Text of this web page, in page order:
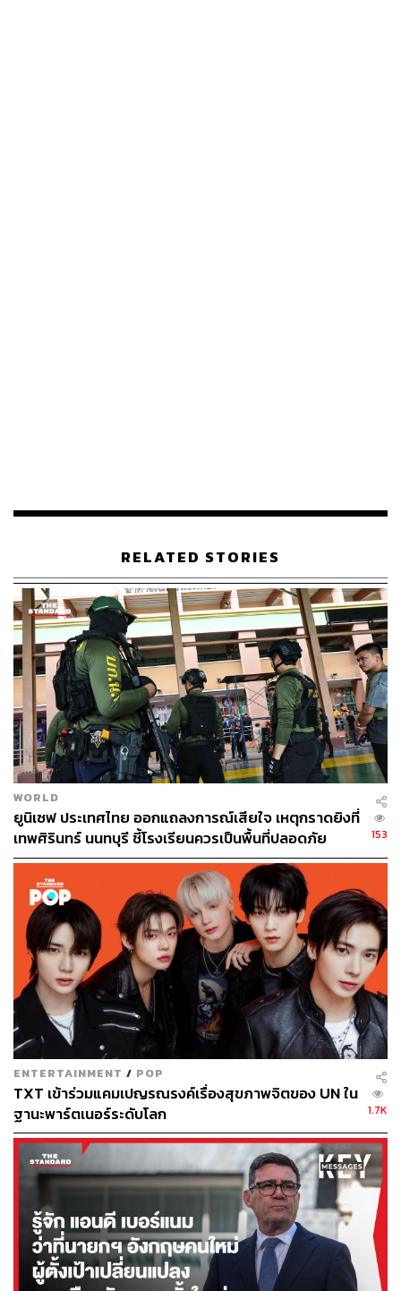
สำหรับประเทศไทย ยูนิเซฟร่วมกับยูนิลีเวอร์ ประเทศไทย
กำลังดำเนินการจัดส่งสบู่และเจลแอลกอฮอล์กว่า 150,000
ชิ้น ไปยังเด็กและเยาวชนที่เปราะบางทั่วประเทศ อีกทั้งยังได้
จัดทำและเผยแพร่ข้อมูลที่ถูกต้องเกี่ยวกับการดูแลและป้องกัน
ตนเองจากโควิด-19 ให้แก่ประชาชน และมีแผนจัดส่งเครื่อง
สแกนอุณหภูมิแบบพกพาไปยังโรงเรียนและศูนย์พัฒนาเด็ก
เล็กในประเทศไทย จัดทำคู่มือสำหรับโรงเรียนเพื่อให้แน่ใจว่า
เด็กๆ จะกลับมาเรียนอย่างปลอดภัยเมื่อสถานการณ์คลี่คลาย
แล้ว รวมทั้งจัดทำข้อมูลที่จำเป็นสำหรับเด็กข้ามชาติ และ
ครอบครัวใน 20 จังหวัด ในด้านนโยบายสังคม ยูนิเซฟกำลัง
จัดทำการวิเคราะห์ผลกระทบทางเศรษฐกิจและสังคมที่มีต่อ
ประชากรกลุ่มเปราะบาง เพื่อทำข้อเสนอแนะไปยังรัฐบาล
ไทย เพื่อขยายระบบความคุ้มครองทางสังคมไปสู่กลุ่มที่
เปราะบางที่สุดต่อไป
ภาพ: UNICEF
พิสูจน์อักษร: ลักษณ์นารา พักตร์เพียงจันทร์
FYI
ยูนิเซฟได้ประกาศระดมทุนจำนวน 651.6 ล้านดอลลาร์
สหรัฐ (21,000 ล้านบาท) เพื่อรับมือวิกฤตการแพร่
ระบาดของโควิด-19 โดยท่านสามารถร่วมบริจาคผ่าน
ยูนิเซฟ ประเทศไทย ตามช่องทางข้างล่างนี้
ออนไลน์:www.unicef.or.th/th/covid19
โอนผ่านบัญชีธนาคาร:
บัญชี 201-3-01324-4
กรุณาส่งข้อมูลติดต่อ
หมายเลขโทรศัพท์)
พร้อมใบสลิปมาที่ยูนิเซฟโดยระบุ‘โควิด-19’ มาที่
unicefthailand@unicef.org
TAGS: Unicef เชื้อไวรัสโคโรนา แพทย์
RELATED STORIES
WORLD
ยูนิเซฟ ประเทศไทย ออกแถลงการณ์เสียใจ เหตุกราดยิงที่
เทพศิรินทร์ นนทบุรี ชี้โรงเรียนควรเป็นพื้นที่ปลอดภัย
153
ENTERTAINMENT / POP
TXT เข้าร่วมแคมเปญรณรงค์เรื่องสุขภาพจิตของ UN ใน
ฐานะพาร์ตเนอร์ระดับโลก
1.7K